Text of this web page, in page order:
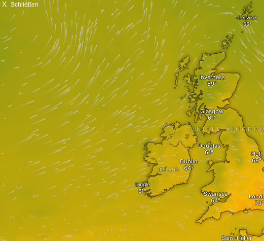
X Schließen